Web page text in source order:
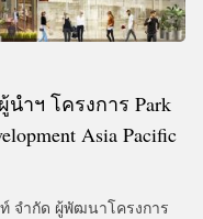
ำฯ โครงการ Park
Asia Pacific
จำกัด ผู้พัฒนาโครงการ